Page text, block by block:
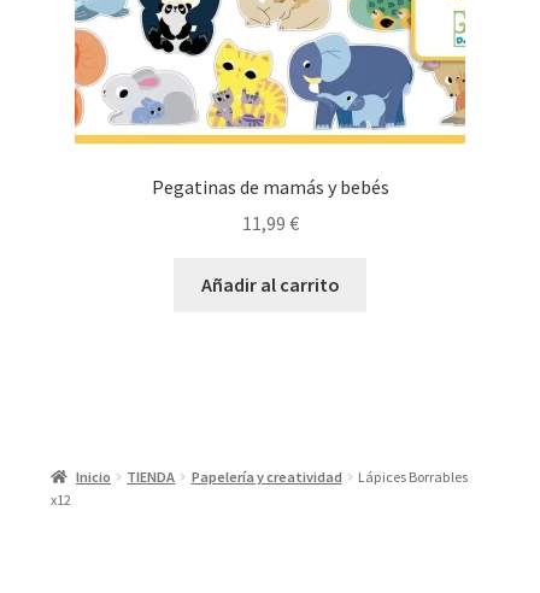
Pegatinas de mamás y bebés
11,99 €
Añadir al carrito
Inicio TIENDA Papelería y creatividad
Lápices Borrables
x12